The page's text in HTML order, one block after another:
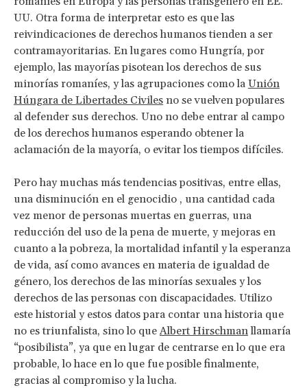
UU. Otra forma de interpretar esto es que las
reivindicaciones de derechos humanos tienden a ser
contramayoritarias. En lugares como Hungría, por
ejemplo, las mayorías pisotean los derechos de sus
minorías romaníes, y las agrupaciones como la Unión
Húngara de Libertades Civiles no se vuelven populares
al defender sus derechos. Uno no debe entrar al campo
de los derechos humanos esperando obtener la
aclamación de la mayoría, o evitar los tiempos difíciles.
Pero hay muchas más tendencias positivas, entre ellas,
una disminución en el genocidio , una cantidad cada
vez menor de personas muertas en guerras, una
reducción del uso de la pena de muerte, y mejoras en
cuanto a la pobreza, la mortalidad infantil y la esperanza
de vida, así como avances en materia de igualdad de
género, los derechos de las minorías sexuales y los
derechos de las personas con discapacidades. Utilizo
este historial y estos datos para contar una historia que
no es triunfalista, sino lo queAlbert Hirschmanllamaría
“posibilista”, ya que en lugar de centrarse en lo que era
probable, lo hace en lo que fue posible finalmente,
gracias al compromiso y la lucha.